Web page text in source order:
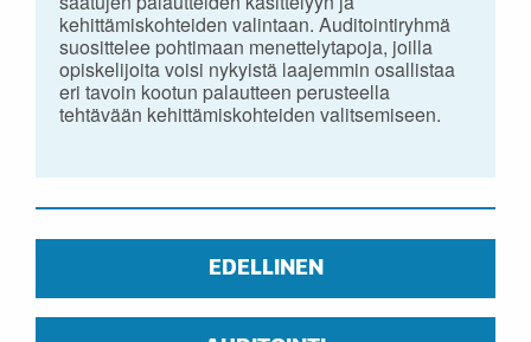
kehittämiskohteiden valintaan. Auditointiryhmä
suosittelee pohtimaan menettelytapoja, joilla
opiskelijoita voisi nykyistä laajemmin osallistaa
eri tavoin kootun palautteen perusteella
tehtävään kehittämiskohteiden valitsemiseen.
EDELLINEN